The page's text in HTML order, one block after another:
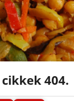
404.